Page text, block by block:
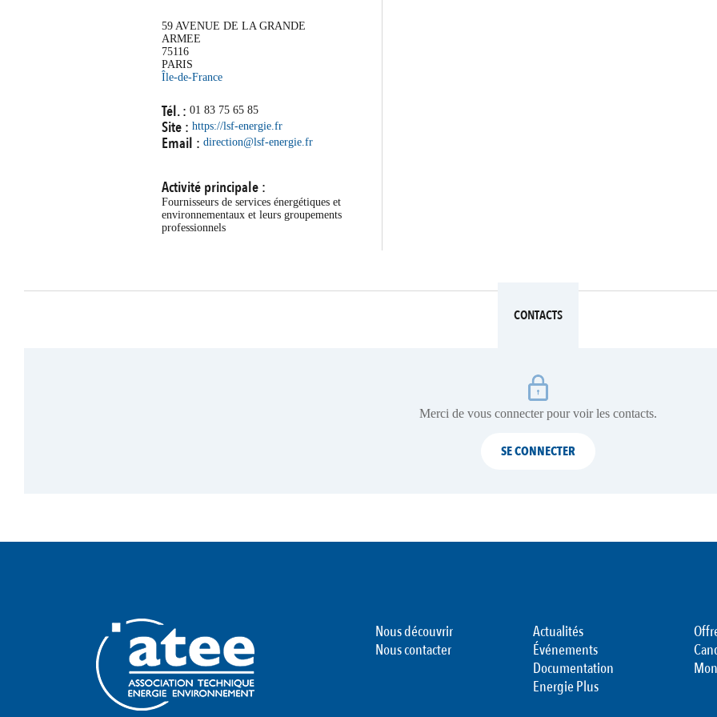
59 AVENUE DE LA GRANDE
ARMEE
75116
PARIS
Île-de-France
Tél. : 01 83 75 65 85
Site : https://lsf-energie.fr
Email : direction@lsf-energie.fr
Activité principale :
Fournisseurs de services énergétiques et
environnementaux et leurs groupements
professionnels
CONTACTS
Merci de vous connecter pour voir les contacts.
SE CONNECTER
Nous découvrir
Nous contacter
Actualités
Événements
Documentation
Energie Plus